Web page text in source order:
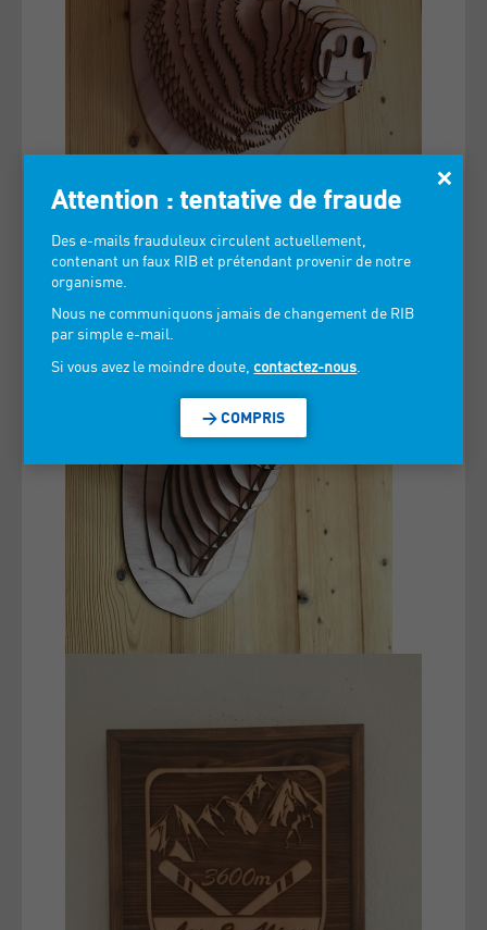
×
Attention : tentative de fraude
Des e-mails frauduleux circulent actuellement,
contenant un faux RIB et prétendant provenir de notre
organisme.
Nous ne communiquons jamais de changement de RIB
par simple e-mail.
Si vous avez le moindre doute, contactez-nous
> COMPRIS